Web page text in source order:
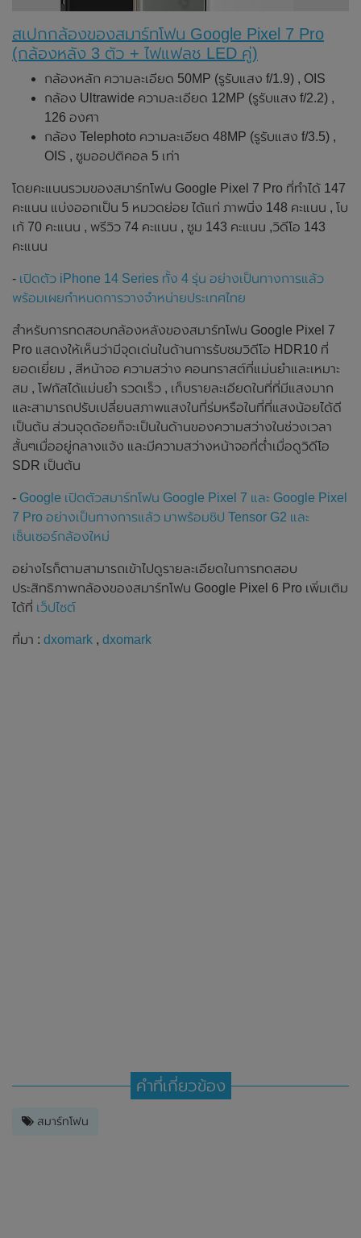
สเปกกล้องของสมาร์ทโฟน Google Pixel 7 Pro
(กล้องหลัง 3 ตัว + ไฟแฟลช LED คู่)
กล้องหลัก ความละเอียด 50MP (รูรับแสง f/1.9) , OIS
กล้อง Ultrawide ความละเอียด 12MP (รูรับแสง f/2.2) ,
126 องศา
กล้อง Telephoto ความละเอียด 48MP (รูรับแสง f/3.5) ,
OIS , ซูมออปติคอล 5 เท่า
โดยคะแนนรวมของสมาร์ทโฟน Google Pixel 7 Pro ที่ทำได้ 147
คะแนน แบ่งออกเป็น 5 หมวดย่อย ได้แก่ ภาพนิ่ง 148 คะแนน , โบ
เก้ 70 คะแนน , พรีวิว 74 คะแนน , ซูม 143 คะแนน ,วิดีโอ 143
คะแนน
- เปิดตัว iPhone 14 Series ทั้ง 4 รุ่น อย่างเป็นทางการแล้ว
พร้อมเผยกำหนดการวางจำหน่ายประเทศไทย
สำหรับการทดสอบกล้องหลังของสมาร์ทโฟน Google Pixel 7
Pro แสดงให้เห็นว่ามีจุดเด่นในด้านการรับชมวิดีโอ HDR10 ที่
ยอดเยี่ยม , สีหน้าจอ ความสว่าง คอนทราสต์ที่แม่นยำและเหมาะ
สม , โฟกัสได้แม่นยำ รวดเร็ว , เก็บรายละเอียดในที่ที่มีแสงมาก
และสามารถปรับเปลี่ยนสภาพแสงในที่ร่มหรือในที่ที่แสงน้อยได้ดี
เป็นต้น ส่วนจุดด้อยก็จะเป็นในด้านของความสว่างในช่วงเวลา
สั้นๆเมื่ออยู่กลางแจ้ง และมีความสว่างหน้าจอที่ต่ำเมื่อดูวิดีโอ
SDR เป็นต้น
- Google เปิดตัวสมาร์ทโฟน Google Pixel 7 และ Google Pixel
7 Pro อย่างเป็นทางการแล้ว มาพร้อมชิป Tensor G2 และ
เซ็นเซอร์กล้องใหม่
อย่างไรก็ตามสามารถเข้าไปดูรายละเอียดในการทดสอบ
ประสิทธิภาพกล้องของสมาร์ทโฟน Google Pixel 6 Pro เพิ่มเติม
ได้ที่ เว็ปไซต์
ที่มา : dxomark , dxomark
คำที่เกี่ยวข้อง
สมาร์ทโฟน